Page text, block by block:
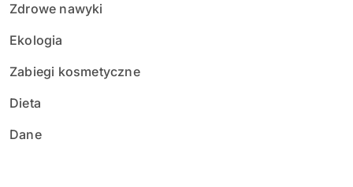
Zdrowe nawyki
Ekologia
Zabiegi kosmetyczne
Dieta
Dane